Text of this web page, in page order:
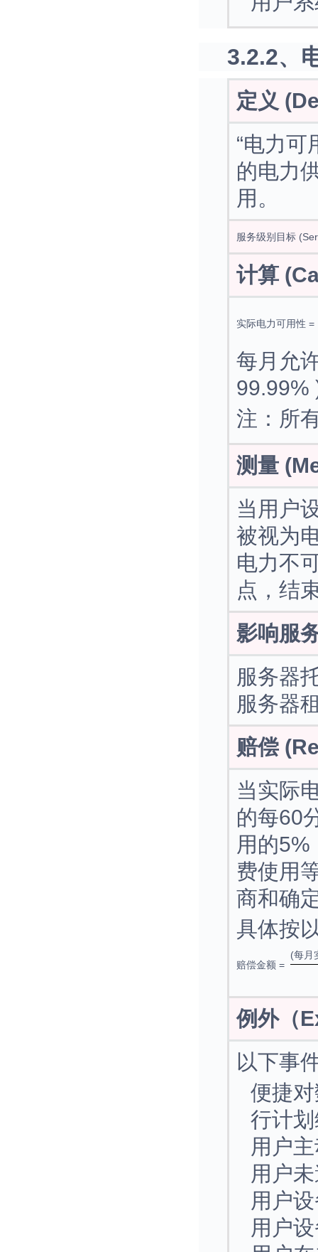
3.2.2、
定义
“电力可
的电力
用。
服务级别目标
计算
实际电力可用性 =
每月允
99.99%
注：所
测量
当用户
被视为
电力不
点，结
影响服
服务器
服务器
赔偿
当实际
的每60
用的5%
费使用
商和确
具体按
赔偿金额 =
(每月
例外（
以下事
便捷
行计
用户
用户
用户
用户